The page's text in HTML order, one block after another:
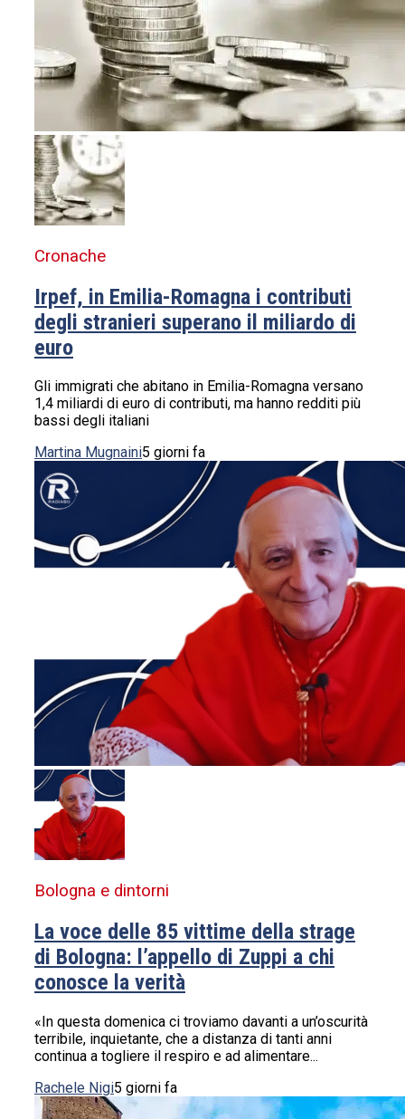
Cronache
Irpef, in Emilia-Romagna i contributi
degli stranieri superano il miliardo di
euro
Gli immigrati che abitano in Emilia-Romagna versano
1,4 miliardi di euro di contributi, ma hanno redditi più
bassi degli italiani
Martina Mugnaini5 giorni fa
Bologna e dintorni
La voce delle 85 vittime della strage
di Bologna: l’appello di Zuppi a chi
conosce la verità
«In questa domenica ci troviamo davanti a un’oscurità
terribile, inquietante, che a distanza di tanti anni
continua a togliere il respiro e ad alimentare...
Rachele Nigi5 giorni fa